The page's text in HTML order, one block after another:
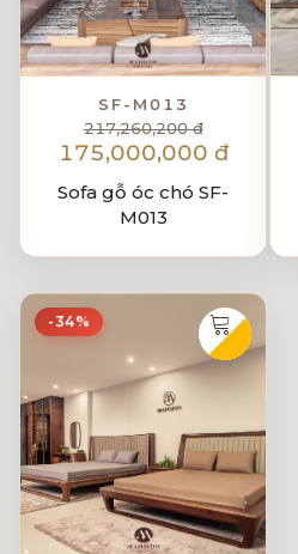
SF-M013
217,260,200 đ
175,000,000 đ
Sofa gỗ óc chó SF-
M013
-34%